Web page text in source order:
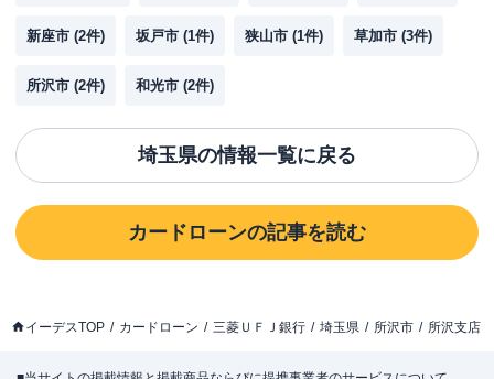
新座市 (2件) 坂戸市 (1件) 狭山市 (1件) 草加市 (3件)
所沢市 (2件) 和光市 (2件)
埼玉県の情報一覧に戻る
カードローンの記事を読む
イーデスTOP カードローン 三菱ＵＦＪ銀行 埼玉県 所沢市 所沢支店